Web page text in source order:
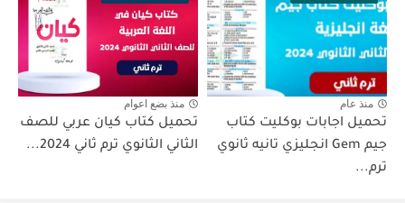
منذ عام
تحميل اجابات بوكليت كتاب
جيم Gem انجليزي تانيه ثانوي
ترم...
منذ بضع اعوام
تحميل كتاب كيان عربي للصف
الثاني الثانوي ترم ثاني 2024...